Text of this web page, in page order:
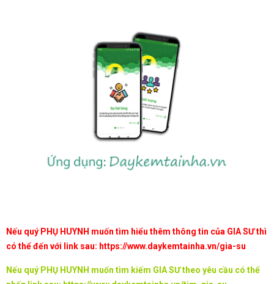
Nếu quý PHỤ HUYNH muốn tìm hiểu thêm thông tin của GIA SƯ thì
có thể đến với link sau: https://www.daykemtainha.vn/gia-su
Nếu quý PHỤ HUYNH muốn tìm kiếm GIA SƯ theo yêu cầu có thể